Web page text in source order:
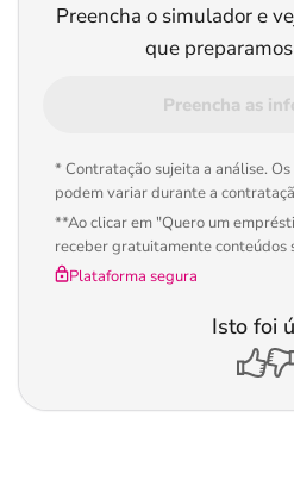
Preencha o simulador e
que
Preencha as
* Contratação sujeita a análise.
podem variar durante a
**Ao clicar em "Quero um
receber gratuitamente conteúdos
Plataforma segura
Isto foi